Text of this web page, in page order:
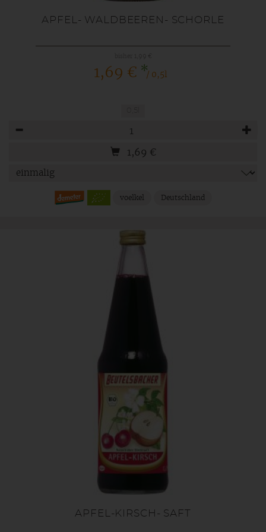
APFEL- WALDBEEREN- SCHORLE
1,69 € */ 0,5l
1,69 €
voelkel Deutschland
APFEL-KIRSCH- SAFT